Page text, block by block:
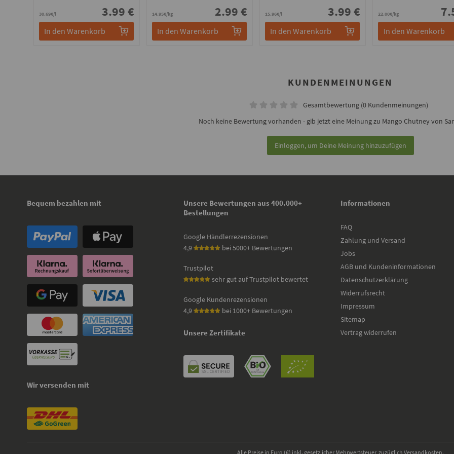
30.69€/l 3.99 €
In den Warenkorb
14.95€/kg 2.99 €
In den Warenkorb
15.96€/l 3.99 €
In den Warenkorb
22.00€/kg
In den Warenkorb
KUNDENMEINUNGEN
Gesamtbewertung (0 Kundenmeinungen)
Noch keine Bewertung vorhanden - gib jetzt eine Meinung zu Mango Chutney von
Einloggen, um Deine Meinung hinzuzufügen
Bequem bezahlen mit
Wir versenden mit
Unsere Bewertungen aus 400.000+
Bestellungen
Google Händlerrezensionen
4,9
bei 5000+ Bewertungen
Trustpilot
sehr gut auf Trustpilot bewertet
Google Kundenrezensionen
4,9
bei 1000+ Bewertungen
Unsere Zertifikate
Informationen
FAQ
Zahlung und Versand
Jobs
AGB und Kundeninformationen
Datenschutzerklärung
Widerrufsrecht
Impressum
Sitemap
Vertrag widerrufen
Alle Preise in Euro (€) inkl. gesetzlicher Mehrwertsteuer, zuzüglich Versandkosten.